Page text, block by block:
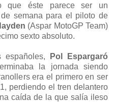
que éste parece ser un
semana para el piloto de
(Aspar MotoGP Team)
sexto absoluto.
Pol Espargaró
la jornada siendo
era el primero en ser
perdiendo el tren delantero
caída de la que salía ileso